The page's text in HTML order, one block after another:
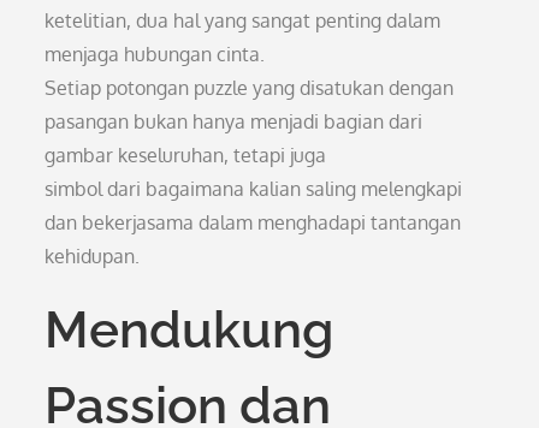
ketelitian, dua hal yang sangat penting dalam
menjaga hubungan cinta.
Setiap potongan puzzle yang disatukan dengan
pasangan bukan hanya menjadi bagian dari
gambar keseluruhan, tetapi juga
simbol dari bagaimana kalian saling melengkapi
dan bekerjasama dalam menghadapi tantangan
kehidupan.
Mendukung
Passion dan